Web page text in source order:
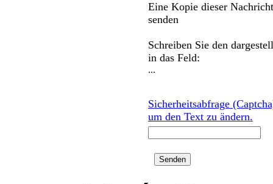
Eine Kopie dieser
senden
Schreiben Sie den
in das Feld:
...
Sicherheitsabfrage
um den Text zu ändern.